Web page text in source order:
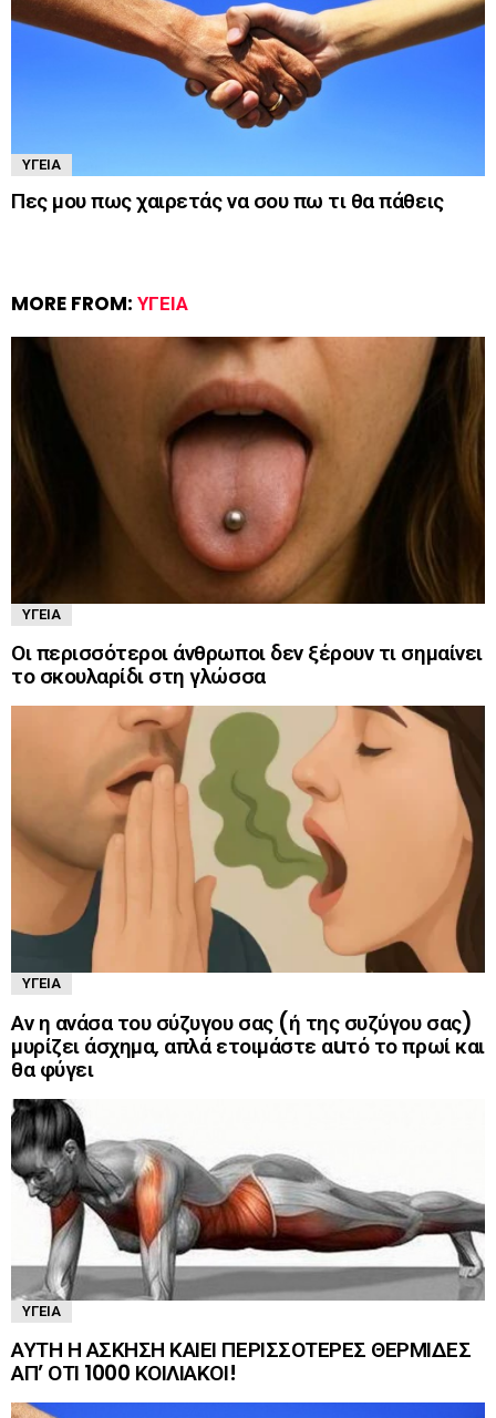
ΥΓΕΊΑ
Πες μου πως χαιρετάς να σου πω τι θα πάθεις
MORE FROM: ΥΓΕΊΑ
ΥΓΕΊΑ
Οι περισσότεροι άνθρωποι δεν ξέρουν τι σημαίνει
το σκουλαρίδι στη γλώσσα
ΥΓΕΊΑ
Αν η ανάσα του σύζυγου σας (ή της συζύγου σας)
μυρίζει άσχημα, απλά ετοιμάστε αuτό το πρωί και
θα φύγει
ΥΓΕΊΑ
ΑΥΤΗ Η ΑΣΚΗΣΗ ΚΑΙΕΙ ΠΕΡΙΣΣΟΤΕΡΕΣ ΘΕΡΜΙΔΕΣ
ΑΠ’ ΟΤΙ 1000 ΚΟΙΛΙΑΚΟΙ!